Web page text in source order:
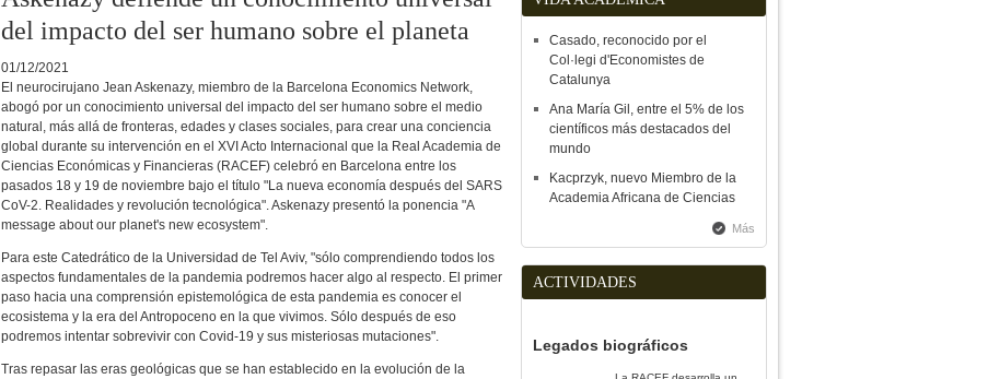
del impacto del ser humano sobre el planeta
01/12/2021
El neurocirujano Jean Askenazy, miembro de la Barcelona Economics Network,
abogó por un conocimiento universal del impacto del ser humano sobre el medio
natural, más allá de fronteras, edades y clases sociales, para crear una conciencia
global durante su intervención en el XVI Acto Internacional que la Real Academia de
Ciencias Económicas y Financieras (RACEF) celebró en Barcelona entre los
pasados 18 y 19 de noviembre bajo el título "La nueva economía después del SARS
CoV-2. Realidades y revolución tecnológica". Askenazy presentó la ponencia "A
message about our planet's new ecosystem".
Para este Catedrático de la Universidad de Tel Aviv, "sólo comprendiendo todos los
aspectos fundamentales de la pandemia podremos hacer algo al respecto. El primer
paso hacia una comprensión epistemológica de esta pandemia es conocer el
ecosistema y la era del Antropoceno en la que vivimos. Sólo después de eso
podremos intentar sobrevivir con Covid-19 y sus misteriosas mutaciones".
Tras repasar las eras geológicas que se han establecido en la evolución de la
Casado, reconocido por el
Col·legi d'Economistes de
Catalunya
Ana María Gil, entre el 5% de los
científicos más destacados del
mundo
Kacprzyk, nuevo Miembro de la
Academia Africana de Ciencias
Más
ACTIVIDADES
Legados biográficos